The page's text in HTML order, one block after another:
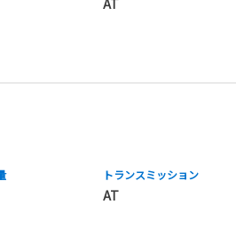
AT
トランスミッション
AT